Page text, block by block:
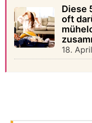
Diese
oft
18.